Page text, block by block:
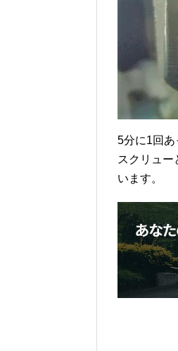
5分に1回
スクリュー
います。